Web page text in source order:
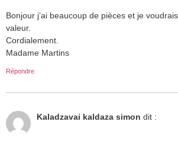
Bonjour j’ai beaucoup de pièces et je
valeur.
Cordialement.
Madame Martins
Répondre
Kaladzavai kaldaza simon dit :